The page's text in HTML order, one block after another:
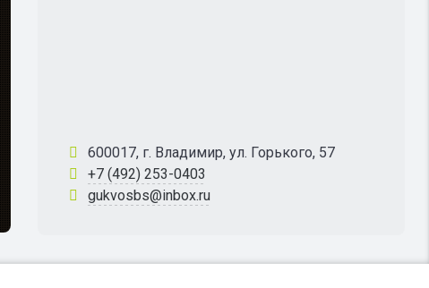
600017, г. Владимир, ул. Горького, 57
+7 (492) 253-0403
gukvosbs@inbox.ru